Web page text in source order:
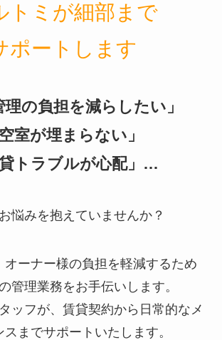
トミが細部まで
ポートします
理の負担を減らしたい」
空室が埋まらない」
貸トラブルが心配」…
悩みを抱えていませんか？
オーナー様の負担を軽減するため
管理業務をお手伝いします。
ッフが、賃貸契約から日常的なメ
スまでサポートいたします。